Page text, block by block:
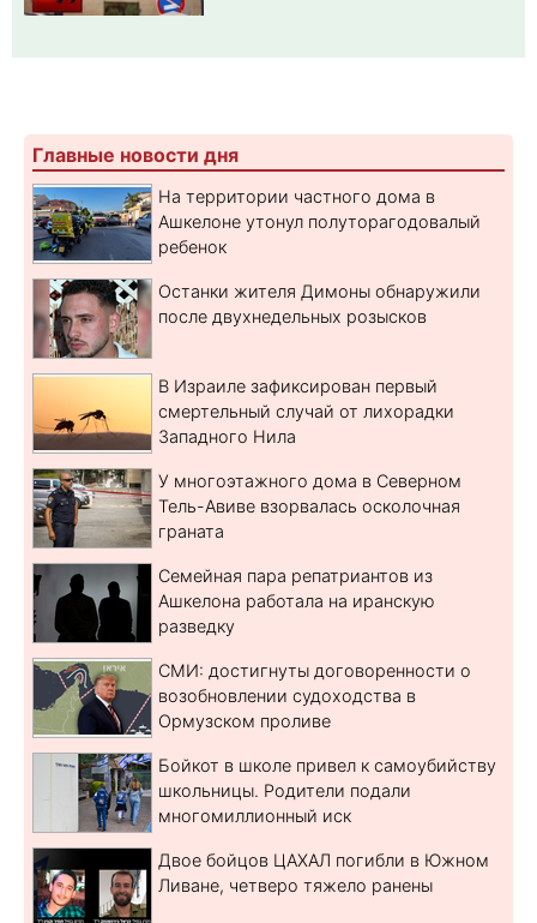
Главные новости дня
На территории частного дома в
Ашкелоне утонул полуторагодовалый
ребенок
Останки жителя Димоны обнаружили
после двухнедельных розысков
В Израиле зафиксирован первый
смертельный случай от лихорадки
Западного Нила
У многоэтажного дома в Северном
Тель-Авиве взорвалась осколочная
граната
Семейная пара репатриантов из
Ашкелона работала на иранскую
разведку
СМИ: достигнуты договоренности о
возобновлении судоходства в
Ормузском проливе
Бойкот в школе привел к самоубийству
школьницы. Родители подали
многомиллионный иск
Двое бойцов ЦАХАЛ погибли в Южном
Ливане, четверо тяжело ранены